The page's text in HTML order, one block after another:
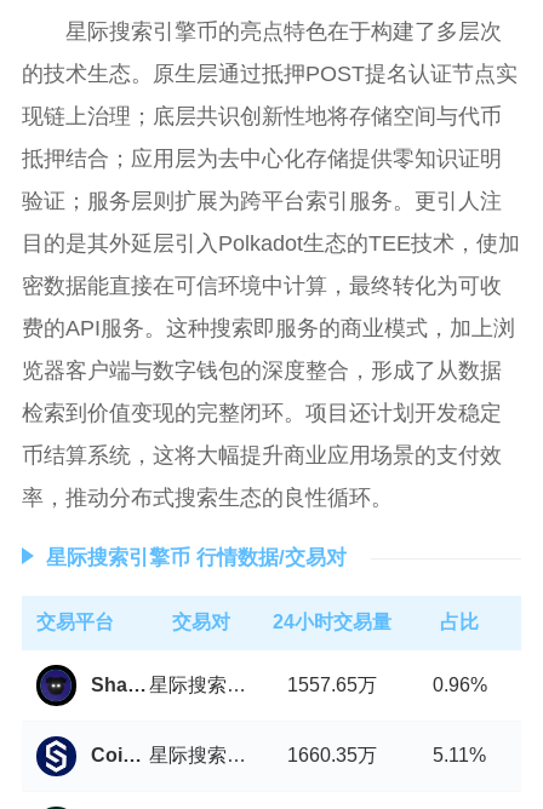
星际搜索引擎币的亮点特色在于构建了多层次
的技术生态。原生层通过抵押POST提名认证节点实
现链上治理；底层共识创新性地将存储空间与代币
抵押结合；应用层为去中心化存储提供零知识证明
验证；服务层则扩展为跨平台索引服务。更引人注
目的是其外延层引入Polkadot生态的TEE技术，使加
密数据能直接在可信环境中计算，最终转化为可收
费的API服务。这种搜索即服务的商业模式，加上浏
览器客户端与数字钱包的深度整合，形成了从数据
检索到价值变现的完整闭环。项目还计划开发稳定
币结算系统，这将大幅提升商业应用场景的支付效
率，推动分布式搜索生态的良性循环。
星际搜索引擎币 行情数据/交易对
交易平台 交易对 24小时交易量 占比
ShadowSwap 星际搜索引擎币/USDT 1557.65万 0.96%
Coinstore 星际搜索引擎币/USDT 1660.35万 5.11%